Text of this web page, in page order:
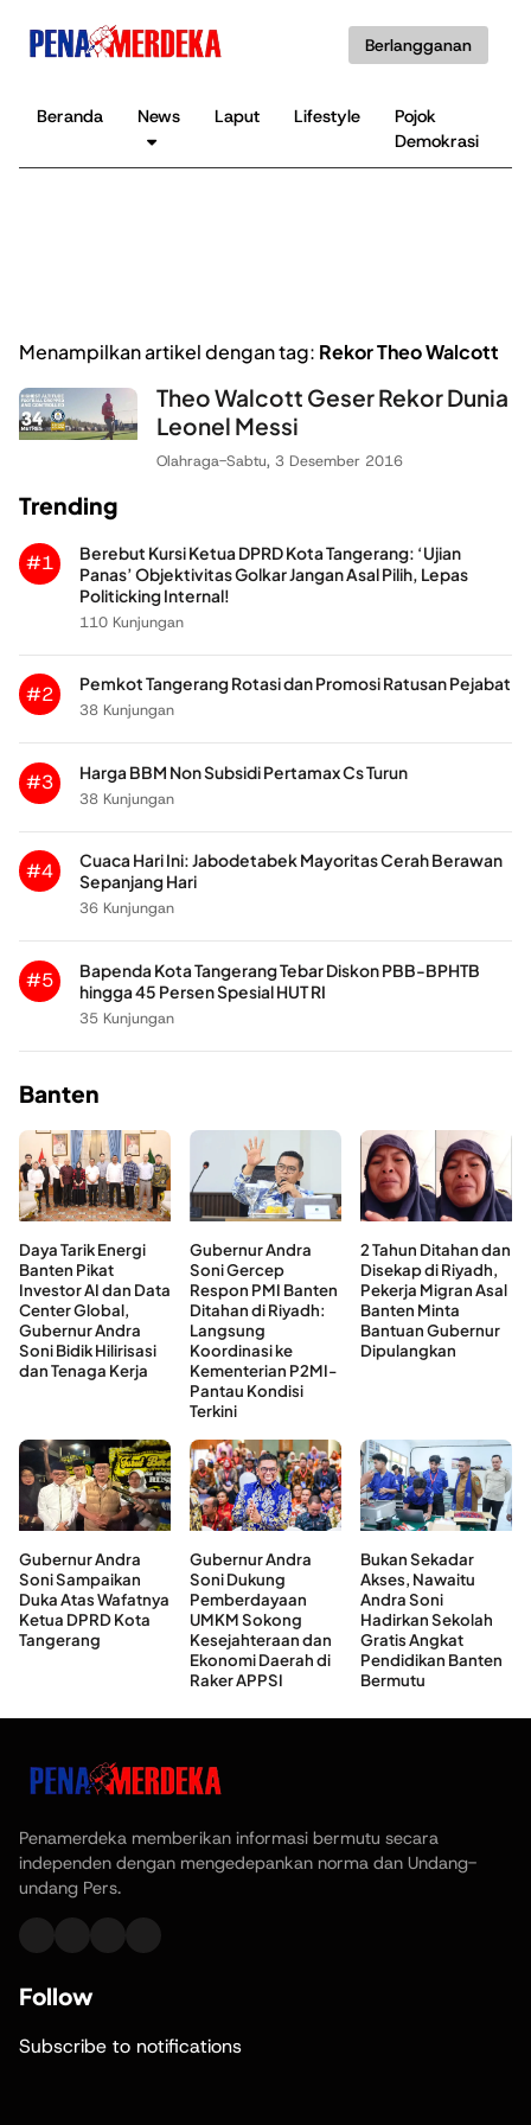
Berlangganan
Beranda News Laput Lifestyle
Pojok
Demokrasi
Menampilkan artikel dengan tag: Rekor Theo Walcott
Theo Walcott Geser Rekor Dunia
Leonel Messi
Olahraga-Sabtu, 3 Desember 2016
Trending
#1
Berebut Kursi Ketua DPRD Kota Tangerang: ‘Ujian
Panas’ Objektivitas Golkar Jangan Asal Pilih, Lepas
Politicking Internal!
110 Kunjungan
#2
Pemkot Tangerang Rotasi dan Promosi Ratusan Pejabat
38 Kunjungan
#3
Harga BBM Non Subsidi Pertamax Cs Turun
38 Kunjungan
#4
Cuaca Hari Ini: Jabodetabek Mayoritas Cerah Berawan
Sepanjang Hari
36 Kunjungan
#5
Bapenda Kota Tangerang Tebar Diskon PBB-BPHTB
hingga 45 Persen Spesial HUT RI
35 Kunjungan
Banten
Daya Tarik Energi
Banten Pikat
Investor AI dan Data
Center Global,
Gubernur Andra
Soni Bidik Hilirisasi
dan Tenaga Kerja
Gubernur Andra
Soni Gercep
Respon PMI Banten
Ditahan di Riyadh:
Langsung
Koordinasi ke
Kementerian P2MI-
Pantau Kondisi
Terkini
2 Tahun Ditahan dan
Disekap di Riyadh,
Pekerja Migran Asal
Banten Minta
Bantuan Gubernur
Dipulangkan
Gubernur Andra
Soni Sampaikan
Duka Atas Wafatnya
Ketua DPRD Kota
Tangerang
Gubernur Andra
Soni Dukung
Pemberdayaan
UMKM Sokong
Kesejahteraan dan
Ekonomi Daerah di
Raker APPSI
Bukan Sekadar
Akses, Nawaitu
Andra Soni
Hadirkan Sekolah
Gratis Angkat
Pendidikan Banten
Bermutu
Penamerdeka memberikan informasi bermutu secara
independen dengan mengedepankan norma dan Undang-
undang Pers.
Follow
Subscribe to notifications